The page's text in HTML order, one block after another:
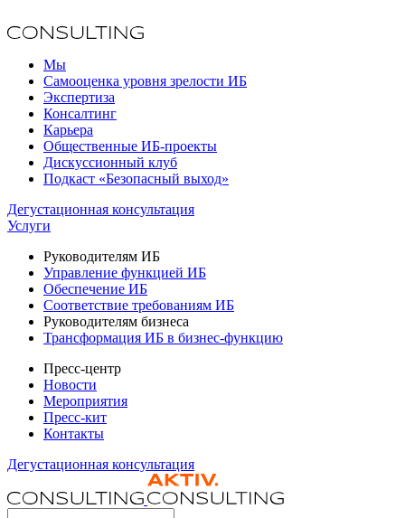
Мы
Самооценка уровня зрелости ИБ
Экспертиза
Консалтинг
Карьера
Общественные ИБ-проекты
Дискуссионный клуб
Подкаст «Безопасный выход»
Дегустационная консультация
Услуги
Руководителям ИБ
Управление функцией ИБ
Обеспечение ИБ
Соответствие требованиям ИБ
Руководителям бизнеса
Трансформация ИБ в бизнес-функцию
Пресс-центр
Новости
Мероприятия
Пресс-кит
Контакты
Дегустационная консультация